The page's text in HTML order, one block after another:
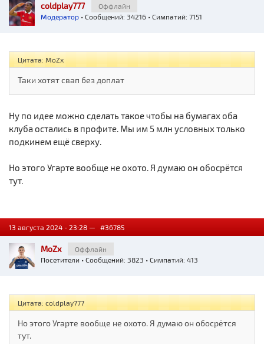
coldplay777
Оффлайн
Модератор • Сообщений: 34216 • Симпатий: 7151
Цитата: MoZx
Таки хотят свап без доплат
Ну по идее можно сделать такое чтобы на бумагах оба
клуба остались в профите. Мы им 5 млн условных только
подкинем ещё сверху.
Но этого Угарте вообще не охото. Я думаю он обосрётся
тут.
13 августа 2024 - 23:28 — #36785
MoZx
Оффлайн
Посетители • Сообщений: 3823 • Симпатий: 413
Цитата: coldplay777
Но этого Угарте вообще не охото. Я думаю он обосрётся
тут.